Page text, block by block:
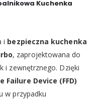
Kuchenka
i bezpieczna kuchenka
, zaprojektowana do
i zewnętrznego. Dzięki
Failure Device (FFD)
w przypadku